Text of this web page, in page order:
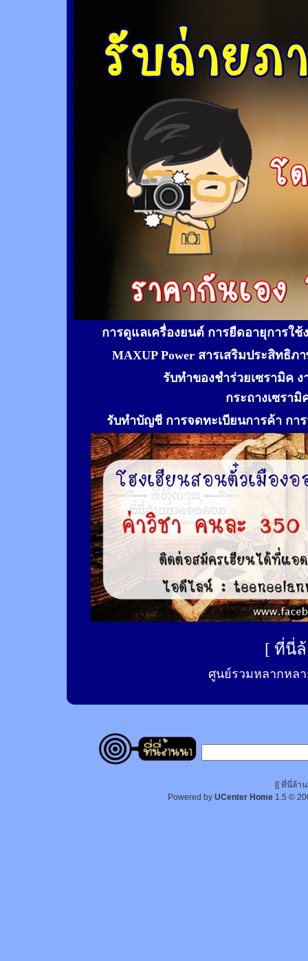
การดูแลเครื่องยนต์ การยืดอายุการใ
MAXUP Power สารเสริมประสิทธิ
รับทำของชำร่วยเซรามิค
กระถางเซรา
รับทำบัญชี การจดทะเบียนการค้า กา
[ ที่นี่
ศูนย์รวมหลากหลา
[[ ที่นี่ล้า
Powered by UCenter Home 1.5 ©